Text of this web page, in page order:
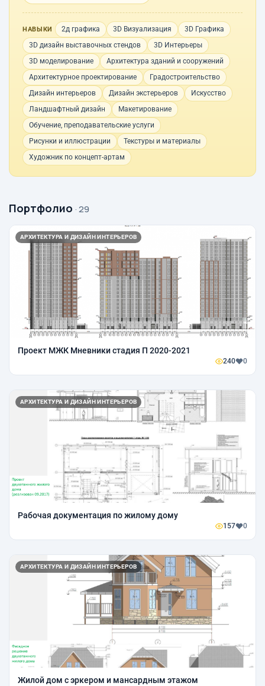
НАВЫКИ 2д графика 3D Визуализация
3D Графика
3D дизайн выставочных стендов
3D Интерьеры
3D моделирование
Архитектура зданий и сооружений
Архитектурное проектирование
Градостроительство
Дизайн интерьеров
Дизайн экстерьеров
Искусство
Ландшафтный дизайн
Макетирование
Обучение, преподавательские услуги
Рисунки и иллюстрации
Текстуры и материалы
Художник по концепт-артам
Портфолио · 29
АРХИТЕКТУРА И ДИЗАЙН ИНТЕРЬЕРОВ
Проект МЖК Мневники стадия П 2020-2021
240 0
АРХИТЕКТУРА И ДИЗАЙН ИНТЕРЬЕРОВ
Рабочая документация по жилому дому
157 0
АРХИТЕКТУРА И ДИЗАЙН ИНТЕРЬЕРОВ
Жилой дом с эркером и мансардным этажом